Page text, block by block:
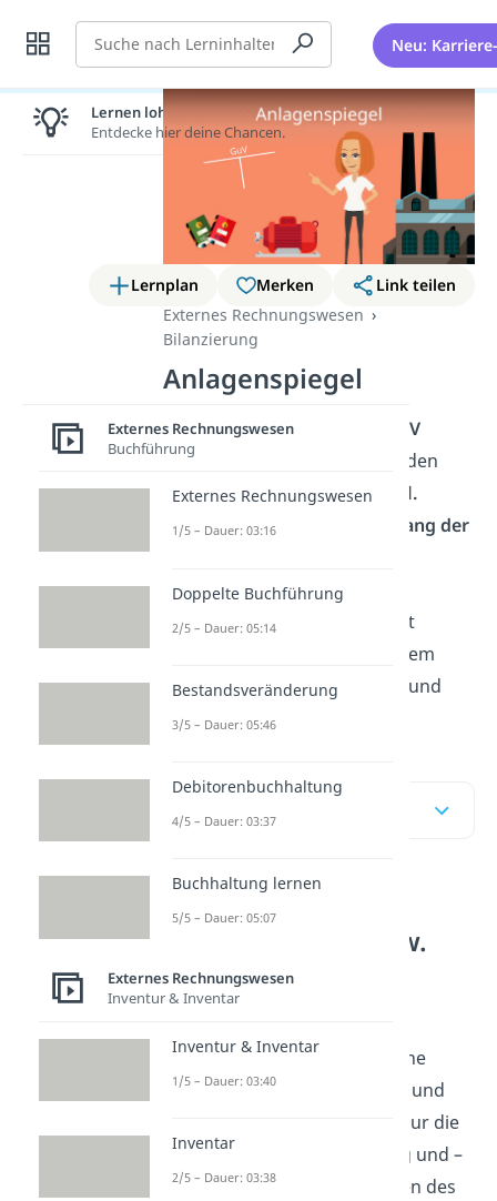
Suche Neu:
Lernplan Merken
Link teilen
Externes Rechnungswesen
Bilanzierung
Anlagenspiegel
Neben derBilanz
GuV
erstellen viele Unternehmen den
sogenanntenAnlagenspiegel.
Dieser bezeichnet einen
Anhang der
Veränderungen des
Anlagevermögens
dargestellt
werden. Wir zeigen dir an einem
Beispiel, wie er aufgebaut ist und
wie du ihn erstellst.
Grundlagen zum
Anlagenspiegel bzw.
Anlagengitter
Anlagegittergenannt – ist eine
Erweiterung der Jahresbilanz und
der GuV. Denn diese zeigen nur die
Buchwerte zum Jahresanfang und –
ende bzw. die Abschreibungen des
Lernen lohnt sich!
Entdecke hier deine Chancen.
Externes Rechnungswesen
Buchführung
Externes Rechnungswesen
1/5 – Dauer: 03:16
Doppelte Buchführung
2/5 – Dauer: 05:14
Bestandsveränderung
3/5 – Dauer: 05:46
Debitorenbuchhaltung
4/5 – Dauer: 03:37
Buchhaltung lernen
5/5 – Dauer: 05:07
Externes Rechnungswesen
Inventur & Inventar
Inventur & Inventar
1/5 – Dauer: 03:40
Inventar
2/5 – Dauer: 03:38